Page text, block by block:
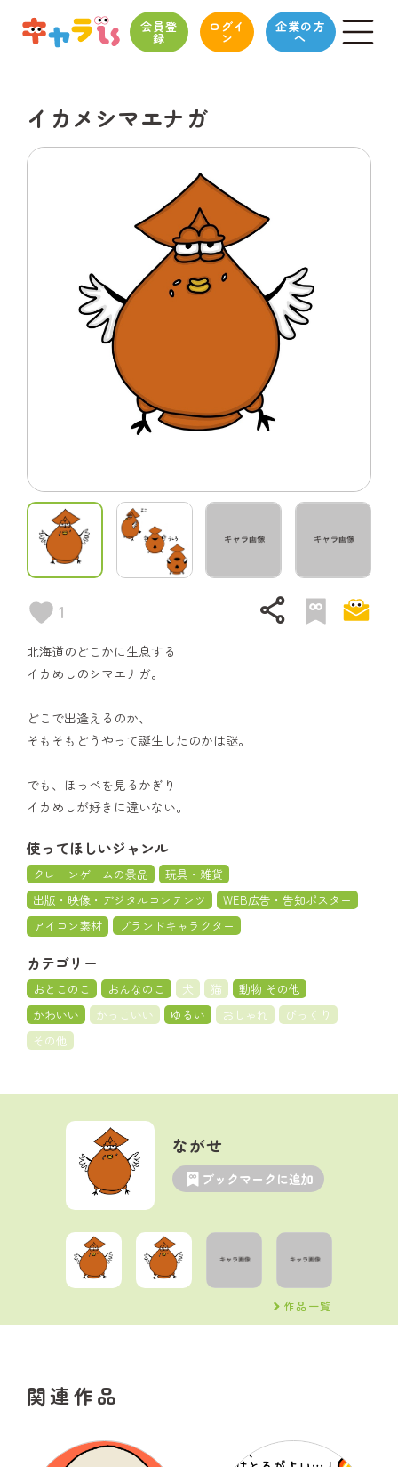
会員登
録
ログイ
ン
企業の方
へ
イカメシマエナガ
1 share
北海道のどこかに生息する
イカめしのシマエナガ。
どこで出逢えるのか、
そもそもどうやって誕生したのかは謎。
でも、ほっぺを見るかぎり
イカめしが好きに違いない。
使ってほしいジャンル
クレーンゲームの景品
玩具・雑貨
出版・映像・デジタルコンテンツ
WEB広告・告知ポスター
アイコン素材
ブランドキャラクター
カテゴリー
おとこのこ おんなのこ 犬 猫
動物 その他
かわいい
かっこいい ゆるい おしゃれ
びっくり
その他
ながせ
ブックマークに追加
作品一覧
関連作品